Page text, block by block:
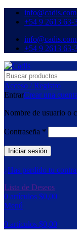
‪+54 9 2613
‪+54 9 2613
Acceso / Registro
EntrarCrear una cuenta
Nombre de usuario o
Contraseña *
Iniciar sesión
¿Has perdido tu
Lista de Deseos
0 artículos $0,00
Menú
0 artículos $0,00